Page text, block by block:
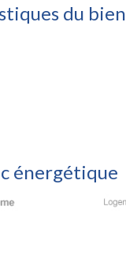
du bien
énergétique